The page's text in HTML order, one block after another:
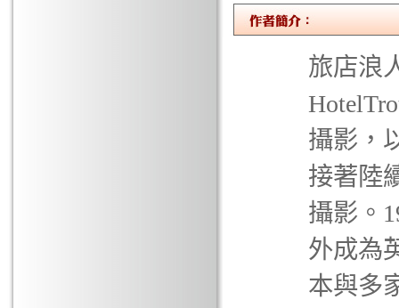
旅店浪
攝影，
接著陸
攝影。
外成為
本與多